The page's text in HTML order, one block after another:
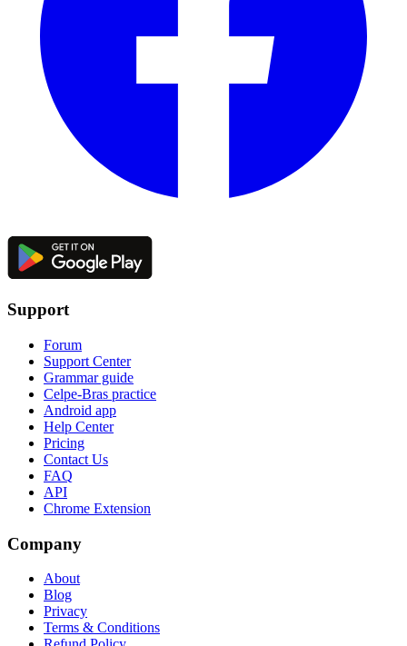
Support
Forum
Support Center
Grammar guide
Celpe-Bras practice
Android app
Help Center
Pricing
Contact Us
FAQ
API
Chrome Extension
Company
About
Blog
Privacy
Terms & Conditions